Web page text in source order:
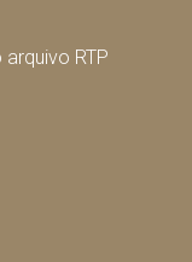
RTP